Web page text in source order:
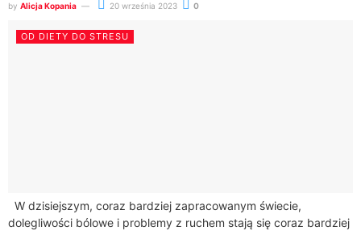
by Alicja Kopania 20 września 2023 0
OD DIETY DO STRESU
W dzisiejszym, coraz bardziej zapracowanym świecie,
dolegliwości bólowe i problemy z ruchem stają się coraz bardziej